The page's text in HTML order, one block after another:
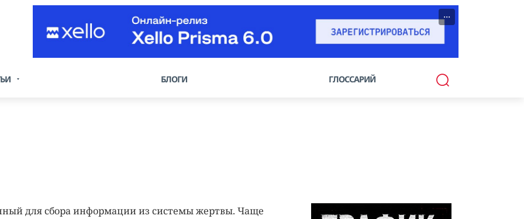
···
БЛОГИ ГЛОССАРИЙ
для сбора информации из системы жертвы. Чаще